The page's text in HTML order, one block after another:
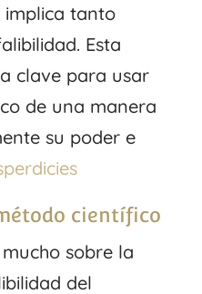
implica tanto
Esta
clave para usar
de una manera
su poder e
científico
sobre la
del